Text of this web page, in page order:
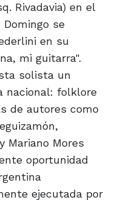
Rivadavia) en el
se
en su
mi guitarra".
solista un
nacional: folklore
de autores como
Mariano Mores
oportunidad
ejecutada por